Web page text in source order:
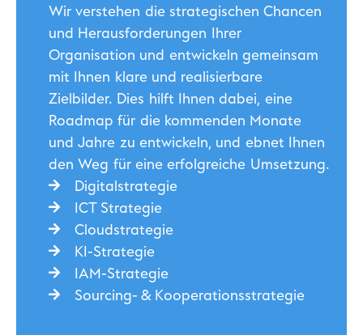
Wir verstehen die strategischen Chancen
und Herausforderungen Ihrer
Organisation und entwickeln gemeinsam
mit Ihnen klare und realisierbare
Zielbilder. Dies hilft Ihnen dabei, eine
Roadmap für die kommenden Monate
und Jahre zu entwickeln, und ebnet Ihnen
den Weg für eine erfolgreiche Umsetzung.
Digitalstrategie
ICT Strategie
Cloudstrategie
KI-Strategie
IAM-Strategie
Sourcing- & Kooperations­strategie